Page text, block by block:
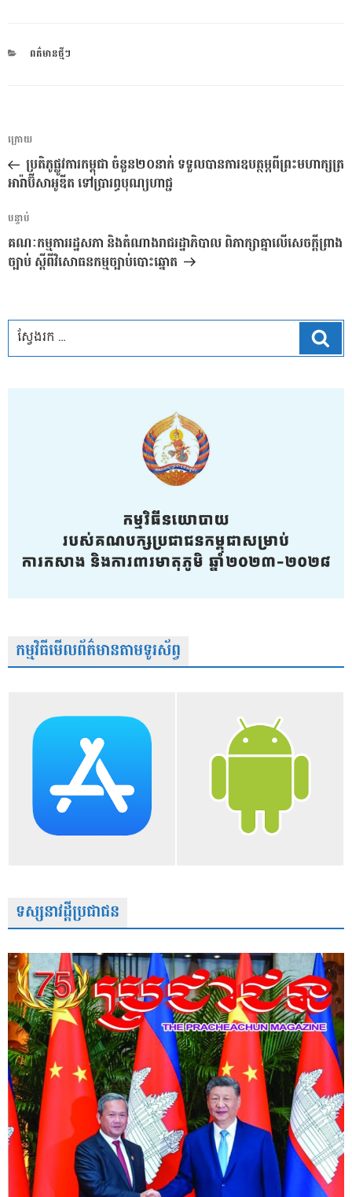
CATEGORIES
ពត៌មានថ្មីៗ
ការ​
នាំទិស​
ប្រកាស
អត្ថបទ
មុន
ក្រោយ
ប្រតិភូផ្លូវការកម្ពុជា ចំនួន២០នាក់ ទទួលបានការឧបត្ថម្ភពីព្រះមហាក្សត្រ
អារ៉ាប៊ីសាអូឌីត ទៅប្រារព្ធបុណ្យហាជ្ជ
អត្ថបទ
បន្ទាប់
បន្ទាប់
គណៈកម្មការរដ្ឋសភា និងតំណាងរាជរដ្ឋាភិបាល ពិភាក្សាគ្នាលើសេចក្តីព្រាង
ច្បាប់ ស្តីពីវិសោធនកម្មច្បាប់បោះឆ្នោត
កម្មវិធីមើលព័ត៌មានតាមទូរស័ព្វ
ទស្សនាវដ្តីប្រជាជន